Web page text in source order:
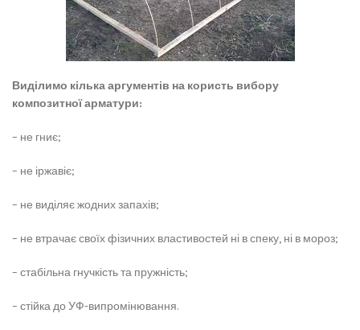
Виділимо кілька аргументів на користь вибору
композитної арматури:
– не гниє;
– не іржавіє;
– не виділяє жодних запахів;
– не втрачає своїх фізичних властивостей ні в спеку, ні в мороз;
– стабільна гнучкість та пружність;
– стійка до УФ-випромінювання.